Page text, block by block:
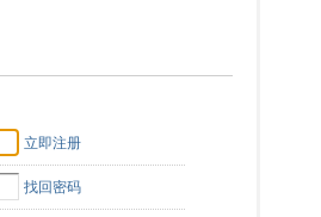
立即注册
找回密码